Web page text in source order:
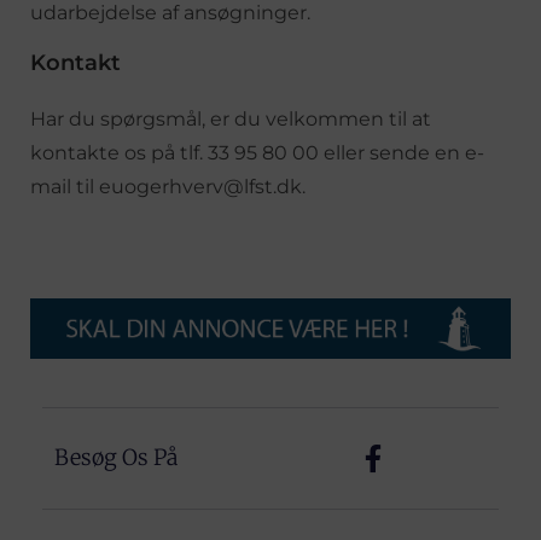
udarbejdelse af ansøgninger.
Kontakt
Har du spørgsmål, er du velkommen til at
kontakte os på tlf. 33 95 80 00 eller sende en e-
mail til euogerhverv@lfst.dk.
Besøg Os På